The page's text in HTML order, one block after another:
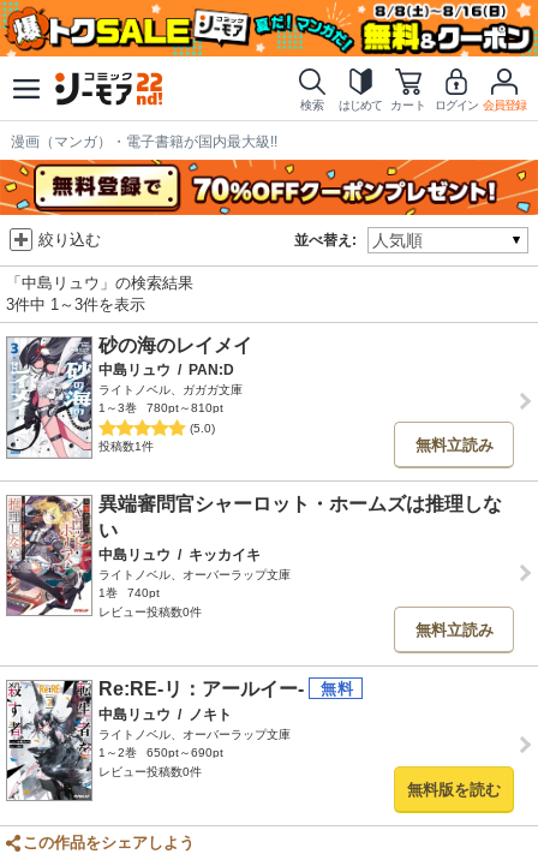
検索 はじめて カート ログイン 会員登録
漫画（マンガ）・電子書籍が国内最大級!!
並べ替え:
絞り込む
「中島リュウ」の検索結果
3件中 1～3件を表示
砂の海のレイメイ
中島リュウ / PAN:D
ライトノベル、ガガガ文庫
1～3巻
780pt～810pt
(5.0)
投稿数1件
無料立読み
異端審問官シャーロット・ホームズは推理しな
い
中島リュウ / キッカイキ
ライトノベル、オーバーラップ文庫
1巻
740pt
レビュー投稿数0件
無料立読み
Re:RE-リ：アールイー-
中島リュウ / ノキト
ライトノベル、オーバーラップ文庫
1～2巻
650pt～690pt
レビュー投稿数0件
無料版を読む
この作品をシェアしよう